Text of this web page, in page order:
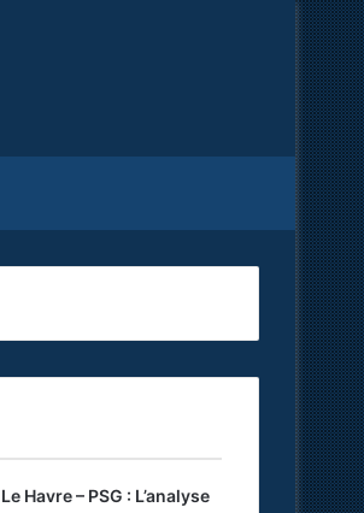
Le Havre – PSG : L’analyse